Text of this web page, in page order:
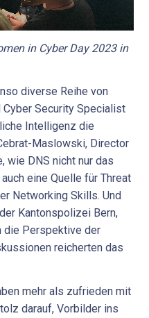
in Cyber Day 2023 in
diverse Reihe von
Cyber Security Specialist
Intelligenz die
Maslowski, Director
wie DNS nicht nur das
eine Quelle für Threat
Networking Skills. Und
Kantonspolizei Bern,
die Perspektive der
reicherten das
mehr als zufrieden mit
darauf, Vorbilder ins